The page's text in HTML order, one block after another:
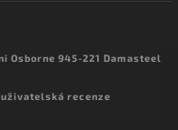
Osborne 945-221 Damasteel
uživatelská recenze